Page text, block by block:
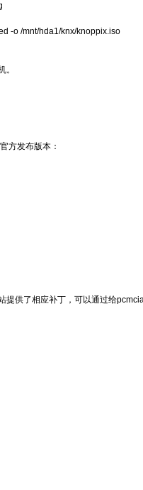
-o /mnt/hda1/knx/knoppix.iso
方发布版本：
提供了相应补丁，可以通过给